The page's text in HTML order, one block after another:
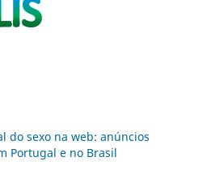
do sexo na web: anúncios
Portugal e no Brasil